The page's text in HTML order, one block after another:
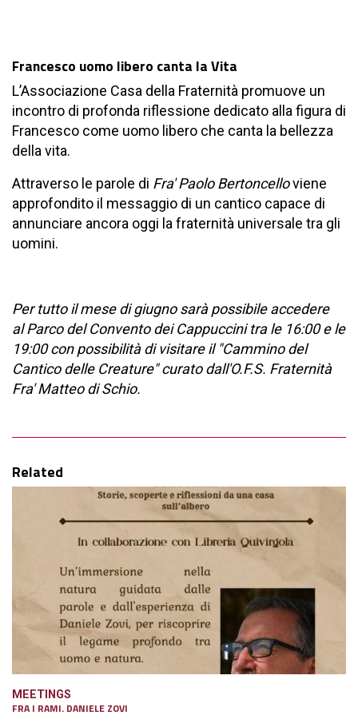
Francesco uomo libero canta la Vita
L’Associazione Casa della Fraternità promuove un
incontro di profonda riflessione dedicato alla figura di
Francesco come uomo libero che canta la bellezza
della vita.
Attraverso le parole di Fra' Paolo Bertoncelloviene
approfondito il messaggio di un cantico capace di
annunciare ancora oggi la fraternità universale tra gli
uomini.
Per tutto il mese di giugno sarà possibile accedere
al Parco del Convento dei Cappuccini tra le 16:00 e le
19:00 con possibilità di visitare il "Cammino del
Cantico delle Creature" curato dall'O.F.S. Fraternità
Fra' Matteo di Schio.
Related
MEETINGS
FRA I RAMI. DANIELE ZOVI